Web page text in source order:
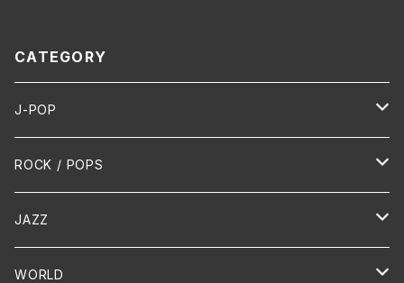
CATEGORY
J-POP
HR/HM
演歌 / 歌謡曲
PUNK/HARDCORE
ROCK / POPS
Oldies
HR/HM
JAZZ
Vocal
WORLD